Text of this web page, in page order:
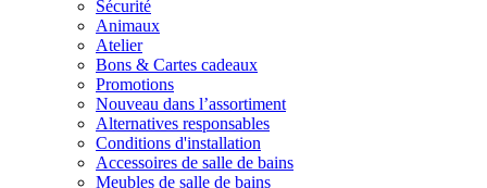
Sécurité
Animaux
Atelier
Bons & Cartes cadeaux
Promotions
Nouveau dans l’assortiment
Alternatives responsables
Conditions d'installation
Accessoires de salle de bains
Meubles de salle de bains